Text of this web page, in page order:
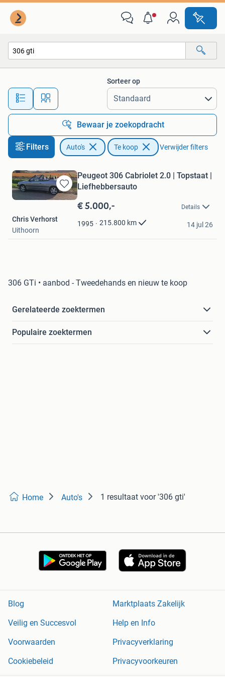
Alle afstanden…
Sorteer op
Bewaar je zoekopdracht
Filters Auto's Te koop Verwijder filters
Bewaren
in
Favorieten
Peugeot 306 Cabriolet 2.0 | Topstaat |
Liefhebbersauto
€ 5.000,- Details
1995 215.800 km
Chris Verhorst
Uithoorn
14 jul 26
306 GTi • aanbod - Tweedehands en nieuw te koop
Gerelateerde zoektermen
Populaire zoektermen
Home Auto's 1 resultaat voor '306 gti'
Blog
Marktplaats Zakelijk
Veilig en Succesvol
Help en Info
Voorwaarden
Privacyverklaring
Cookiebeleid
Privacyvoorkeuren